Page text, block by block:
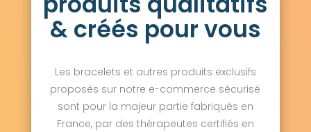
& créés pour vous
Les bracelets et autres produits exclusifs
proposés sur notre e-commerce sécurisé
sont pour la majeur partie fabriqués en
France, par des thérapeutes certifiés en